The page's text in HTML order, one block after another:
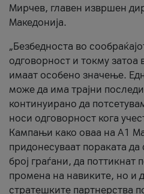
Мирчев, главен извршен
Македонија.
„Безбедноста во
одговорност и токму затоа
имаат особено значење.
може да има трајни
континуирано да
носи одговорност кога
Кампањи како оваа на A1
придонесуваат пораката
број граѓани, да поттикнат
промена на навиките, но и
стратешките партнерства